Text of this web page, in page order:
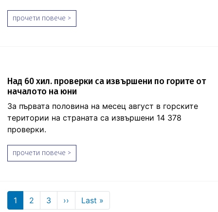
прочети повече >
Над 60 хил. проверки са извършени по горите от
началото на юни
За първата половина на месец август в горските
територии на страната са извършени 14 378
проверки.
прочети повече >
Pagination
1 2 3 ›› Next page
Last »